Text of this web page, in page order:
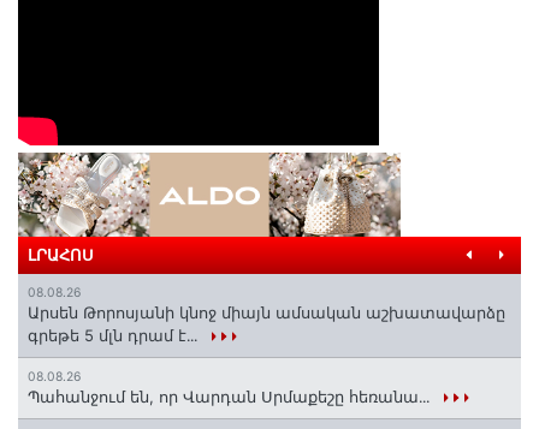
ԼՐԱՀՈՍ
08.08.26
Արսեն Թորոսյանի կնոջ միայն ամսական աշխատավարձը
գրեթե 5 մլն դրամ է․․․
08.08.26
Պահանջում են, որ Վարդան Սրմաքեշը հեռանա․․․